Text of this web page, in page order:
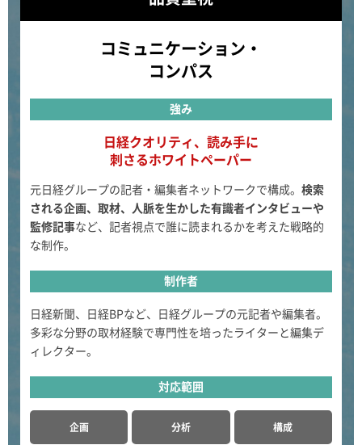
コミュニケーション・
コンパス
強み
日経クオリティ、読み手に
刺さるホワイトペーパー
元日経グループの記者・編集者ネットワークで構成。 検索
される企画、取材、人脈を生かした有識者インタビューや
監修記事など、記者視点で誰に読まれるかを考えた戦略的
な制作。
制作者
日経新聞、日経BPなど、日経グループの元記者や編集者。
多彩な分野の取材経験で専門性を培ったライターと編集デ
ィレクター。
対応範囲
企画 分析 構成